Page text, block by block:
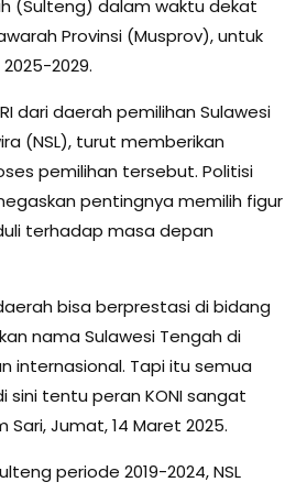
(Sulteng) dalam waktu dekat
Provinsi (Musprov), untuk
2029.
dari daerah pemilihan Sulawesi
(NSL), turut memberikan
pemilihan tersebut. Politisi
pentingnya memilih figur
terhadap masa depan
bisa berprestasi di bidang
nama Sulawesi Tengah di
internasional. Tapi itu semua
sini tentu peran KONI sangat
Sari, Jumat, 14 Maret 2025.
periode 2019-2024, NSL